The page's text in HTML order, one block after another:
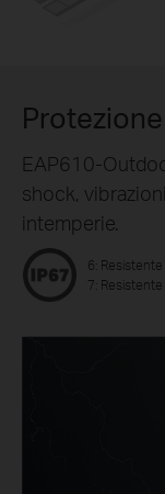
EAP610-
shock,
intemperie.
6:
7: